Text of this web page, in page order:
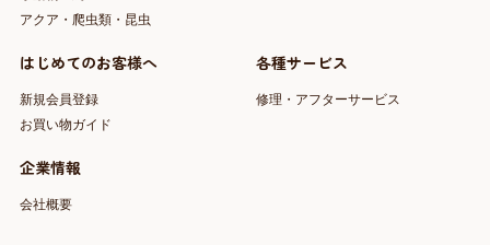
アクア・爬虫類・昆虫
はじめてのお客様へ
新規会員登録
お買い物ガイド
各種サービス
修理・アフターサービス
企業情報
会社概要